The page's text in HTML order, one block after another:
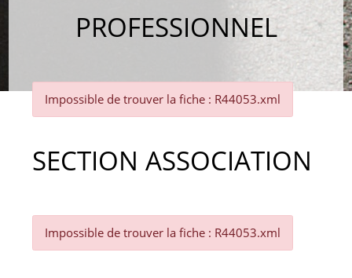
PROFESSIONNEL
Impossible de trouver la fiche : R44053.xml
SECTION ASSOCIATION
Impossible de trouver la fiche : R44053.xml